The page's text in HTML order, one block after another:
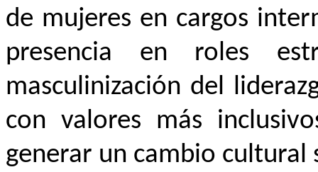
de mujeres en cargos
presencia en roles
masculinización del
con valores más
generar un cambio cultural